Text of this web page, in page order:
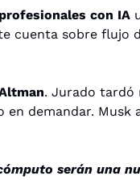
con IA
cuenta sobre flujo
. Jurado tardó
demandar. Musk
serán una